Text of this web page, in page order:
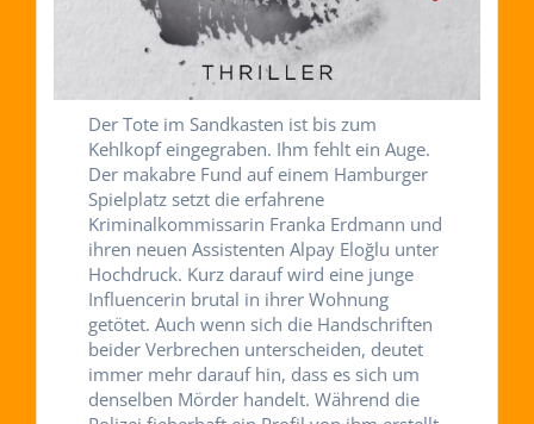
Der Tote im Sandkasten ist bis zum
Kehlkopf eingegraben. Ihm fehlt ein Auge.
Der makabre Fund auf einem Hamburger
Spielplatz setzt die erfahrene
Kriminalkommissarin Franka Erdmann und
ihren neuen Assistenten Alpay Eloğlu unter
Hochdruck. Kurz darauf wird eine junge
Influencerin brutal in ihrer Wohnung
getötet. Auch wenn sich die Handschriften
beider Verbrechen unterscheiden, deutet
immer mehr darauf hin, dass es sich um
denselben Mörder handelt. Während die